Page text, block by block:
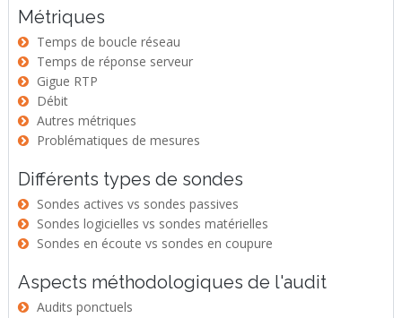
Métriques
Temps de boucle réseau
Temps de réponse serveur
Gigue RTP
Débit
Autres métriques
Problématiques de mesures
Différents types de sondes
Sondes actives vs sondes passives
Sondes logicielles vs sondes matérielles
Sondes en écoute vs sondes en coupure
Aspects méthodologiques de l'audit
Audits ponctuels